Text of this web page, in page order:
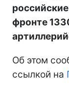
фронте
Об этом
ссылкой на